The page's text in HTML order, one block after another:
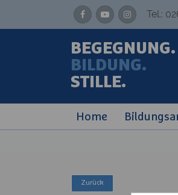
Tel.:
BEGEGNUNG.
BILDUNG.
STILLE.
Home